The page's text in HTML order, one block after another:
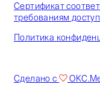
Сертификат
требованиям
Политика
Сделано с